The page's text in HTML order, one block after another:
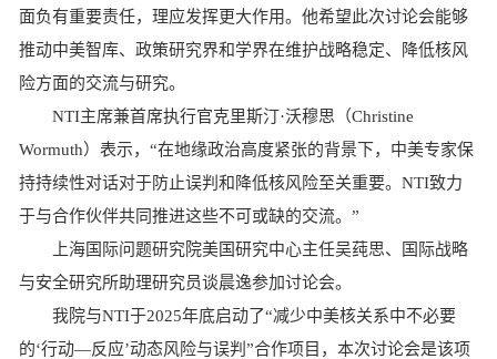
面负有重要责任，理应发挥更大作用。他希望此次讨论会能够
推动中美智库、政策研究界和学界在维护战略稳定、降低核风
险方面的交流与研究。
NTI主席兼首席执行官克里斯汀·沃穆思（Christine
Wormuth）表示，“在地缘政治高度紧张的背景下，中美专家保
持持续性对话对于防止误判和降低核风险至关重要。NTI致力
于与合作伙伴共同推进这些不可或缺的交流。”
上海国际问题研究院美国研究中心主任吴莼思、国际战略
与安全研究所助理研究员谈晨逸参加讨论会。
我院与NTI于2025年底启动了“减少中美核关系中不必要
的‘行动—反应’动态风险与误判”合作项目，本次讨论会是该项